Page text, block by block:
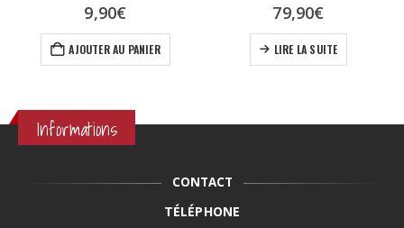
9,90€
AJOUTER AU PANIER
79,90€
LIRE LA SUITE
Informations
CONTACT
TÉLÉPHONE